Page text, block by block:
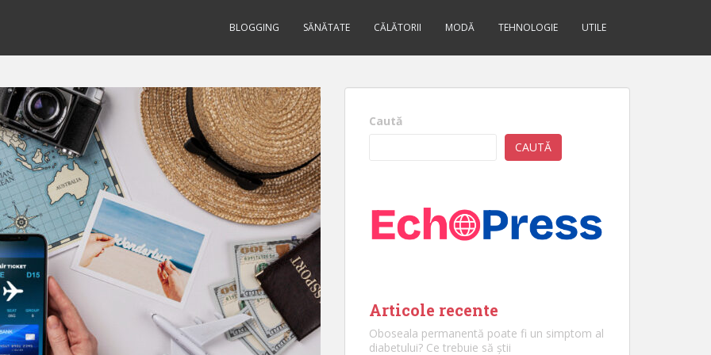
BLOGGING SĂNĂTATE CĂLĂTORII MODĂ TEHNOLOGIE UTILE
Caută
CAUTĂ
Articole recente
Oboseala permanentă poate fi un simptom al
diabetului? Ce trebuie să știi